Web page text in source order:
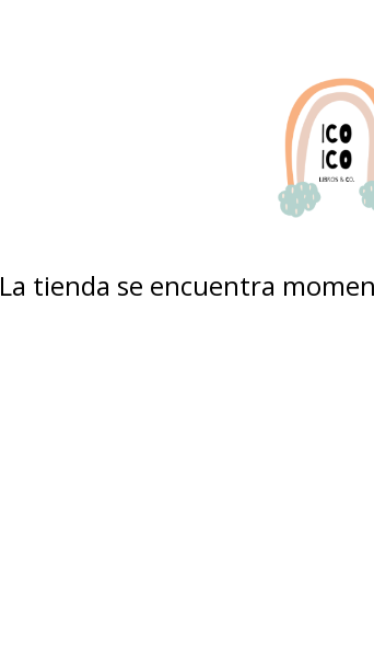
La tienda se encuentra